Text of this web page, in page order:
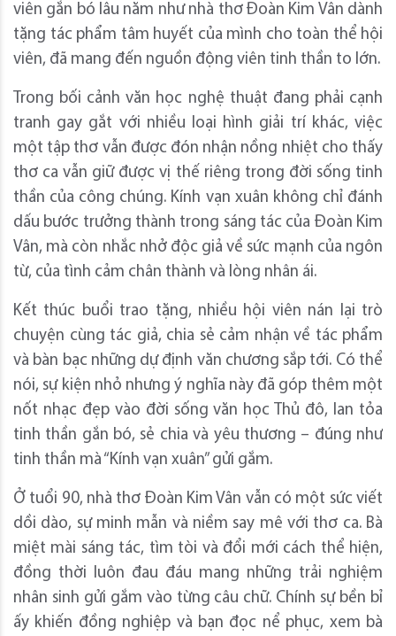
viên gắn bó lâu năm như nhà thơ Đoàn Kim Vân dành
tặng tác phẩm tâm huyết của mình cho toàn thể hội
viên, đã mang đến nguồn động viên tinh thần to lớn.
Trong bối cảnh văn học nghệ thuật đang phải cạnh
tranh gay gắt với nhiều loại hình giải trí khác, việc
một tập thơ vẫn được đón nhận nồng nhiệt cho thấy
thơ ca vẫn giữ được vị thế riêng trong đời sống tinh
thần của công chúng. Kính vạn xuân không chỉ đánh
dấu bước trưởng thành trong sáng tác của Đoàn Kim
Vân, mà còn nhắc nhở độc giả về sức mạnh của ngôn
từ, của tình cảm chân thành và lòng nhân ái.
Kết thúc buổi trao tặng, nhiều hội viên nán lại trò
chuyện cùng tác giả, chia sẻ cảm nhận về tác phẩm
và bàn bạc những dự định văn chương sắp tới. Có thể
nói, sự kiện nhỏ nhưng ý nghĩa này đã góp thêm một
nốt nhạc đẹp vào đời sống văn học Thủ đô, lan tỏa
tinh thần gắn bó, sẻ chia và yêu thương – đúng như
tinh thần mà “Kính vạn xuân” gửi gắm.
Ở tuổi 90, nhà thơ Đoàn Kim Vân vẫn có một sức viết
dồi dào, sự minh mẫn và niềm say mê với thơ ca. Bà
miệt mài sáng tác, tìm tòi và đổi mới cách thể hiện,
đồng thời luôn đau đáu mang những trải nghiệm
nhân sinh gửi gắm vào từng câu chữ. Chính sự bền bỉ
ấy khiến đồng nghiệp và bạn đọc nể phục, xem bà